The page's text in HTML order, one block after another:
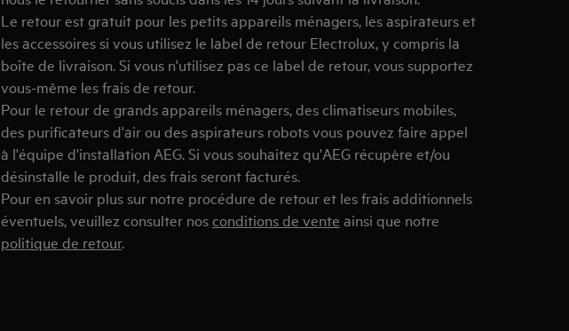
Le retour est gratuit pour les petits appareils ménagers, les aspirateurs et
les accessoires si vous utilisez le label de retour Electrolux, y compris la
boîte de livraison. Si vous n'utilisez pas ce label de retour, vous supportez
vous-même les frais de retour.
Pour le retour de grands appareils ménagers, des climatiseurs mobiles,
des purificateurs d'air ou des aspirateurs robots vous pouvez faire appel
à l'équipe d'installation AEG. Si vous souhaitez qu'AEG récupère et/ou
désinstalle le produit, des frais seront facturés.
Pour en savoir plus sur notre procédure de retour et les frais additionnels
éventuels, veuillez consulter nosconditions de vente ainsi que notre
politique de retour.